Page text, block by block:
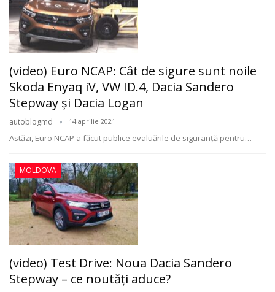
(video) Euro NCAP: Cât de sigure sunt noile
Skoda Enyaq iV, VW ID.4, Dacia Sandero
Stepway şi Dacia Logan
autoblogmd 14 aprilie 2021
Astăzi, Euro NCAP a făcut publice evaluările de siguranță pentru…
MOLDOVA
(video) Test Drive: Noua Dacia Sandero
Stepway – ce noutăți aduce?